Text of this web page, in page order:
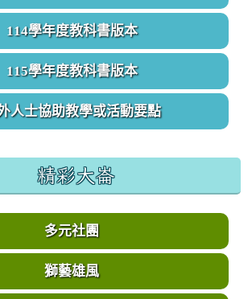
114學年度教科書版本
115學年度教科書版本
人士協助教學或活動要點
精彩大崙
多元社團
獅藝雄風